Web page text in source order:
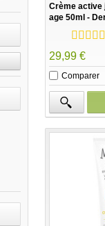
Crème active
age 50ml -
29,99 €
Comparer